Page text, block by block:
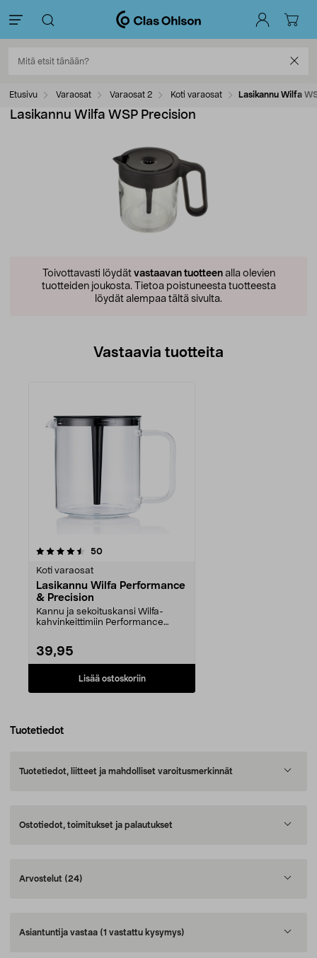
Etusivu Varaosat Varaosat 2 Koti varaosat Lasikannu Wilfa
Lasikannu Wilfa WSP Precision
Toivottavasti löydät vastaavan tuotteenalla olevien
tuotteiden joukosta. Tietoa poistuneesta tuotteesta
löydät alempaa tältä sivulta.
Vastaavia tuotteita
50arvostelut
Koti varaosat
Lasikannu Wilfa Performance
& Precision
Kannu ja sekoituskansi Wilfa-
kahvinkeittimiin Performance
39,95
Lisää ostoskoriin
Tuotetiedot
Tuotetiedot, liitteet ja mahdolliset varoitusmerkinnät
Ostotiedot, toimitukset ja palautukset
Arvostelut (24)
Asiantuntija vastaa (1 vastattu kysymys)